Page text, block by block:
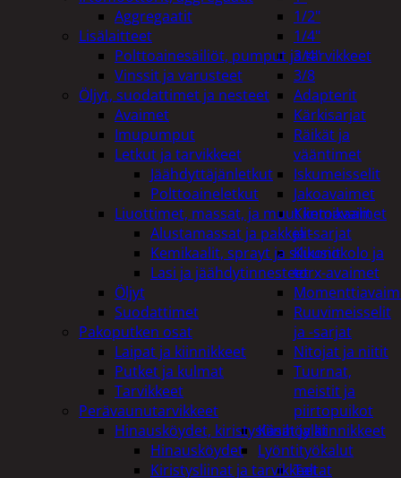
1/2"
1/4"
3/4"
3/8
Adapterit
Kärkisarjat
Räikät ja
vääntimet
Iskumeisselit
Jakoavaimet
Kiintoavaimet
ja -sarjat
Kuusiokolo ja
torx-avaimet
Ruuvimeisselit
ja -sarjat
Nitojat ja niitit
Tuurnat,
meistit ja
piirtopuikot
Käsihöylät
Lyöntityökalut
Taltat
Aggregaatit
Lisälaitteet
Polttoainesäiliöt, pumput ja tarvikkeet
Vinssit ja varusteet
Öljyt, suodattimet ja nesteet
Avaimet
Imupumput
Letkut ja tarvikkeet
Jäähdyttäjänletkut
Polttoaineletkut
Liuottimet, massat, ja muut kemikaalit
Alustamassat ja pakkelit
Kemikaalit, sprayt ja silikonit
Lasi ja jäähdytinnesteet
Öljyt
Suodattimet
Pakoputken osat
Laipat ja kiinnikkeet
Putket ja kulmat
Tarvikkeet
Perävaunutarvikkeet
Hinausköydet, kiristysliinat ja kiinnikkeet
Hinausköydet
Kiristysliinat ja tarvikkeet